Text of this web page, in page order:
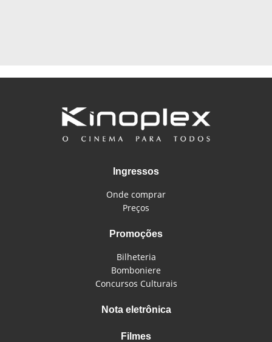
Ingressos
Onde comprar
Preços
Promoções
Bilheteria
Bomboniere
Concursos Culturais
Nota eletrônica
Filmes